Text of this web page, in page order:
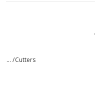
... /Cutters